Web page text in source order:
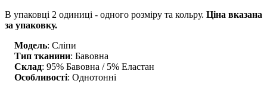
В упаковці 2 одиниці - одного розміру та кольру. Ціна вказана
за упаковку.
Модель: Сліпи
Тип тканини: Бавовна
Склад: 95% Бавовна / 5% Еластан
Особливості: Однотонні